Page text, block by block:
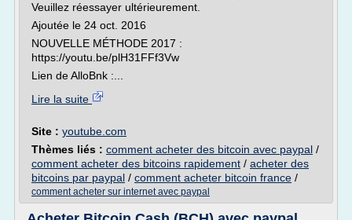
Veuillez réessayer ultérieurement.
Ajoutée le 24 oct. 2016
NOUVELLE MÉTHODE 2017 :
https://youtu.be/plH31FFf3Vw
Lien de AlloBnk :...
Lire la suite
Site : youtube.com
Thèmes liés : comment acheter des bitcoin avec paypal /
comment acheter des bitcoins rapidement / acheter des
bitcoins par paypal / comment acheter bitcoin france /
comment acheter sur internet avec paypal